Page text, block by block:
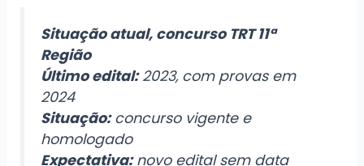
Situação atual, concurso TRT 11ª
Região
Último edital:2023, com provas em
2024
Situação:concurso vigente e
homologado
Expectativa:novo edital sem data